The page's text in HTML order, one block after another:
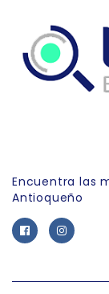
Encuentra las
Antioqueño